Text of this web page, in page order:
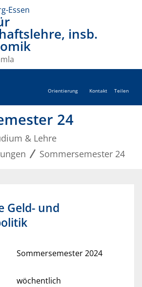
Essen
insb.
Orientierung Kontakt Teilen
24
& Lehre
Sommersemester 24
Geld- und
Sommersemester 2024
wöchentlich